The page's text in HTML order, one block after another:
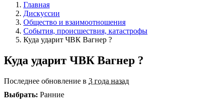
Главная
Дискуссии
Общество и взаимоотношения
События, происшествия, катастрофы
Куда ударит ЧВК Вагнер ?
Куда ударит ЧВК Вагнер ?
Последнее обновление в 3 года назад
Выбрать: Ранние